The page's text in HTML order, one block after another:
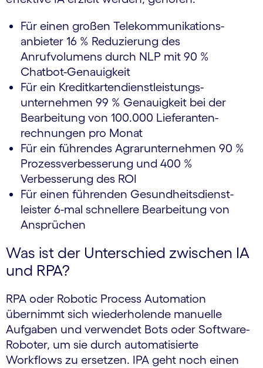
Für einen großen Telekommunikations­
anbieter 16 % Reduzierung des
Anrufvolumens durch NLP mit 90 %
Chatbot-Genauigkeit
Für ein Kredit­karten­­dienst­leistungs­­
unternehmen 99 % Genauigkeit bei der
Bearbeitung von 100.000 Lieferanten­­
rechnungen pro Monat
Für ein führendes Agrarunternehmen 90 %
Prozessverbesserung und 400 %
Verbesserung des ROI
Für einen führenden Gesundheits­dienst­
leister 6-mal schnellere Bearbeitung von
Ansprüchen
Was ist der Unterschied zwischen IA
und RPA?
RPA oder Robotic Process Automation
übernimmt sich wiederholende manuelle
Aufgaben und verwendet Bots oder Software-
Roboter, um sie durch automatisierte
Workflows zu ersetzen. IPA geht noch einen